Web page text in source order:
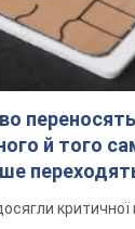
й того
критичної